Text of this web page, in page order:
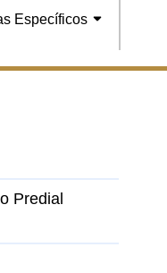
Específicos
Predial